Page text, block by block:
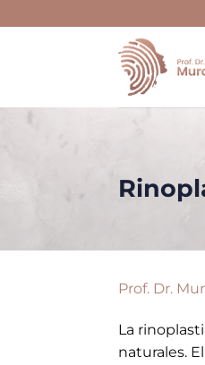
Prof. Dr.
La
naturales.